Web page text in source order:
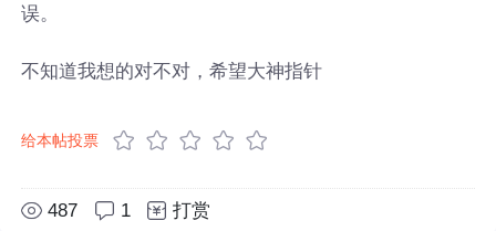
误。
不知道我想的对不对，希望大神指针
给本帖投票
487 1 打赏